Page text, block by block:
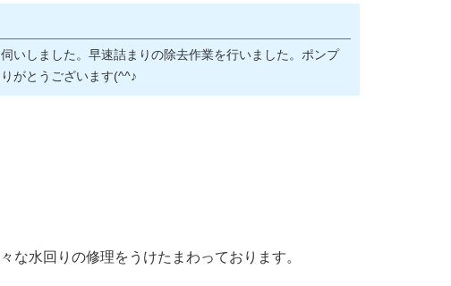
いしました。早速詰まりの除去作業を行いました。ポンプ
がとうございます(^^♪
な水回りの修理をうけたまわっております。